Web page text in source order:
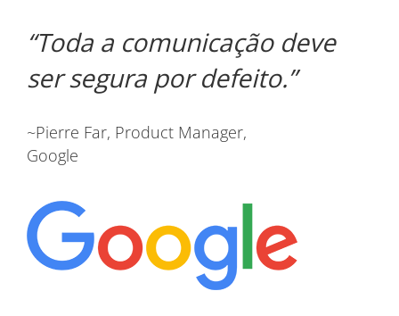
Toda a comunicação deve
ser segura por defeito.
~Pierre Far, Product Manager,
Google